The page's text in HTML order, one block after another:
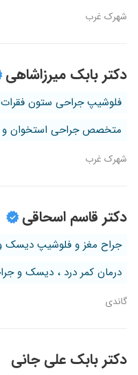
شهرک غرب
دکتر بابک میرزاشاهی
فلوشیپ جراحی ستون فقرات
متخصص جراحی استخوان و
شهرک غرب
دکتر قاسم اسحاقی
جراح مغز و فلوشیپ دیسک
درمان کمر درد ، دیسک و
گاندی
دکتر بابک علی جانی